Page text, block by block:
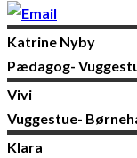
Katrine Nyby
Pædagog-
Vivi
Vuggestue-
Klara